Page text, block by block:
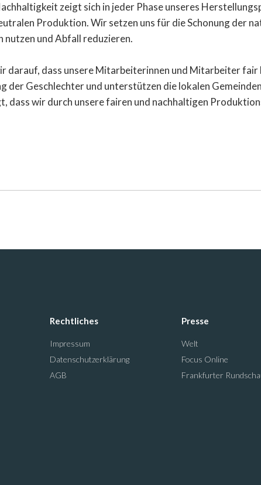
zeigt sich in jeder Phase unseres
Produktion. Wir setzen uns für die Schonung der
nutzen und Abfall reduzieren.
darauf, dass unsere Mitarbeiterinnen und Mitarbeiter
der Geschlechter und unterstützen die lokalen
dass wir durch unsere fairen und nachhaltigen
Rechtliches
Impressum
Datenschutzerklärung
AGB
Presse
Welt
Focus Online
Frankfurter